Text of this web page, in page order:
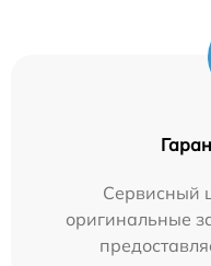
Сервисный
оригинальные